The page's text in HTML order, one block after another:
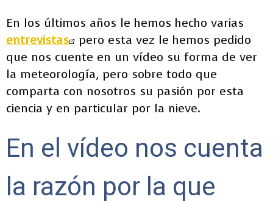
En los últimos años le hemos hecho varias
entrevistas
pero esta vez le hemos pedido
que nos cuente en un vídeo su forma de ver
la meteorología, pero sobre todo que
comparta con nosotros su pasión por esta
ciencia y en particular por la nieve.
En el vídeo nos cuenta
la razón por la que